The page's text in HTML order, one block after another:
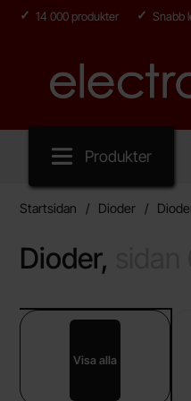
14 000 produkter Snabb
Produkter
Startsidan Dioder
Dioder,
Hoppa
Underkategorier
Visa alla
Dioder